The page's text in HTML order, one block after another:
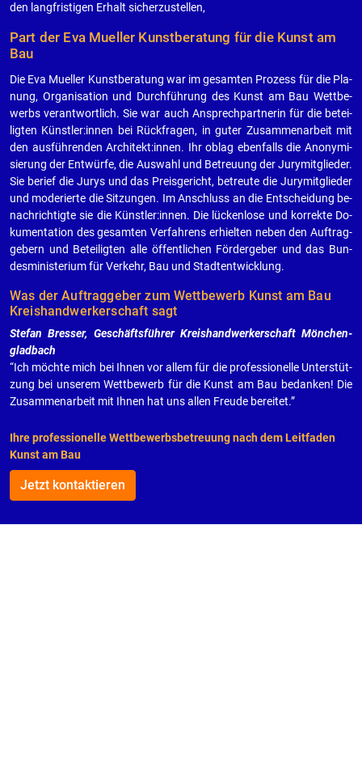
den lang­fris­ti­gen Er­halt si­cher­zu­stel­len,
Part der Eva Mu­el­ler Kunst­be­ra­tung für die Kunst am
Bau
Die Eva Mu­el­ler Kunst­be­ra­tung war im ge­sam­ten Pro­zess für die Pla­
nung, Or­ga­ni­sa­ti­on und Durch­füh­rung des Kunst am Bau Wett­be­
werbs ver­ant­wort­lich. Sie war auch An­sprech­part­ne­rin für die be­tei­
lig­ten Künst­ler:innen bei Rück­fra­gen, in guter Zu­sam­men­ar­beit mit
den aus­füh­ren­den Ar­chi­tekt:innen. Ihr oblag eben­falls die An­ony­mi­
sie­rung der Ent­wür­fe, die Aus­wahl und Be­treu­ung der Ju­ry­mit­glie­der.
Sie be­rief die Jurys und das Preis­ge­richt, be­treu­te die Ju­ry­mit­glie­der
und mo­de­rier­te die Sit­zun­gen. Im An­schluss an die Ent­schei­dung be­
nach­rich­tig­te sie die Künst­ler:innen. Die lü­cken­lo­se und kor­rek­te Do­
ku­men­ta­ti­on des ge­sam­ten Ver­fah­rens er­hiel­ten neben den Auf­trag­
ge­bern und Be­tei­lig­ten alle öf­fent­li­chen För­der­ge­ber und das Bun­
des­mi­nis­te­ri­um für Ver­kehr, Bau und Stadt­ent­wick­lung.
Was der Auf­trag­ge­ber zum Wett­be­werb Kunst am Bau
Kreis­hand­wer­ker­schaft sagt
Ste­fan Bres­ser, Ge­schäfts­füh­rer Kreis­hand­wer­ker­schaft Mön­chen­
glad­bach
“Ich möch­te mich bei Ihnen vor allem für die pro­fes­sio­nel­le Un­ter­stüt­
zung bei un­se­rem Wett­be­werb für die Kunst am Bau be­dan­ken! Die
Zu­sam­men­ar­beit mit Ihnen hat uns allen Freu­de be­rei­tet.”
Ihre pro­fes­sio­nel­le Wett­be­werbs­be­treu­ung nach dem Leit­fa­den
Kunst am Bau
Jetzt kon­tak­tie­ren